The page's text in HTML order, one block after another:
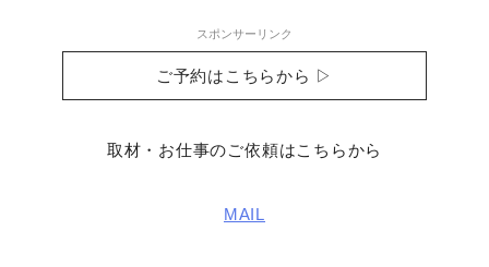
スポンサーリンク
ご予約はこちらから ▷
取材・お仕事のご依頼はこちらから
MAIL